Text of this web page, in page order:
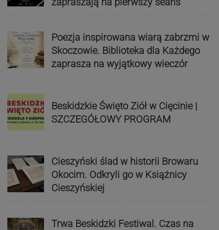
Poezja inspirowana wiarą zabrzmi w
Skoczowie. Biblioteka dla Każdego
zaprasza na wyjątkowy wieczór
Beskidzkie Święto Ziół w Cięcinie |
SZCZEGÓŁOWY PROGRAM
Cieszyński ślad w historii Browaru
Okocim. Odkryli go w Książnicy
Cieszyńskiej
Trwa Beskidzki Festiwal. Czas na